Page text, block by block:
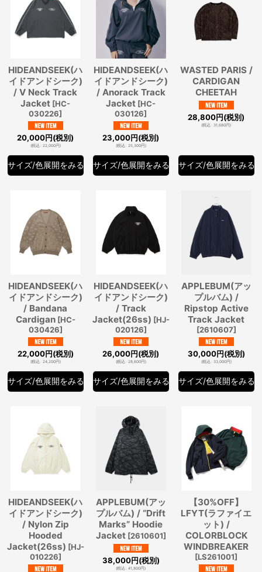
HIDEANDSEEK(ハ
イドアンドシーク)
/ V Neck Track
Jacket [HC-
030226]
20,000円(税別)
(税込: 22,000円)
サイズ/色展開をみる
HIDEANDSEEK(ハ
イドアンドシーク)
/ Anorack Track
Jacket [HC-
030126]
23,000円(税別)
(税込: 25,300円)
サイズ/色展開をみる
WASTED PARIS /
CARDIGAN
CHEETAH
28,800円(税別)
(税込: 31,680円)
サイズ/色展開をみる
HIDEANDSEEK(ハ
イドアンドシーク)
/ Bandana
Cardigan [HC-
030426]
22,000円(税別)
(税込: 24,200円)
サイズ/色展開をみる
HIDEANDSEEK(ハ
イドアンドシーク)
/ Track
Jacket(26ss) [HJ-
020126]
26,000円(税別)
(税込: 28,600円)
サイズ/色展開をみる
APPLEBUM(アッ
プルバム) /
Ripstop Active
Track Jacket
[2610607]
30,000円(税別)
(税込: 33,000円)
サイズ/色展開をみる
HIDEANDSEEK(ハ
イドアンドシーク)
/ Nylon Zip
Hooded
Jacket(26ss) [HJ-
010226]
APPLEBUM(アッ
プルバム) / “Drift
Marks” Hoodie
Jacket [2610601]
38,000円(税別)
(税込: 41,800円)
【30%OFF】
LFYT(ラファイエ
ット) /
COLORBLOCK
WINDBREAKER
[LS261001]